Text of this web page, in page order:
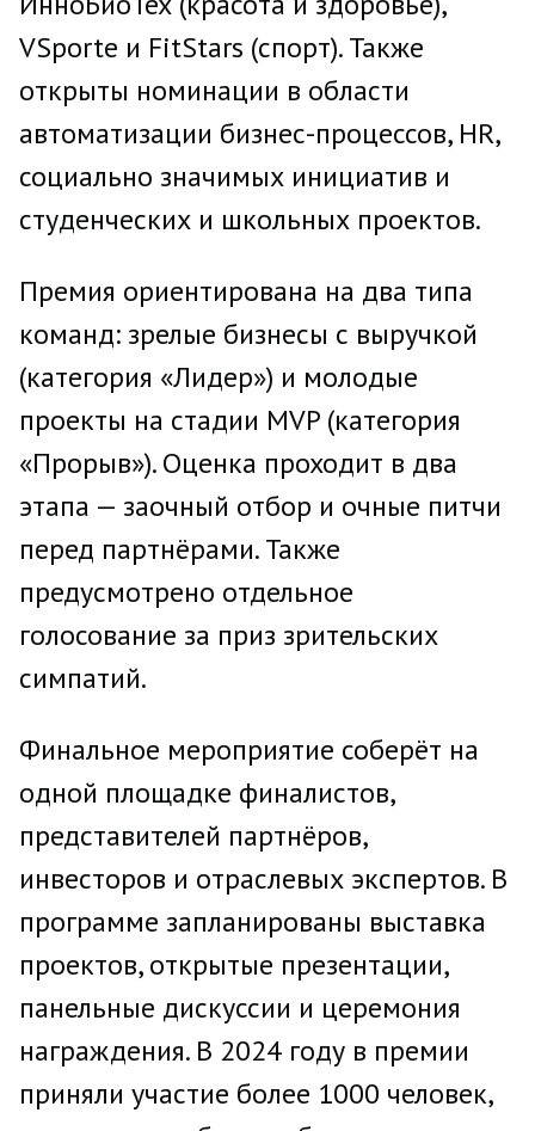
VSporte и FitStars (спорт). Также
открыты номинации в области
автоматизации бизнес-процессов, HR,
социально значимых инициатив и
студенческих и школьных проектов.
Премия ориентирована на два типа
команд: зрелые бизнесы с выручкой
(категория «Лидер») и молодые
проекты на стадии MVP (категория
«Прорыв»). Оценка проходит в два
этапа — заочный отбор и очные питчи
перед партнёрами. Также
предусмотрено отдельное
голосование за приз зрительских
симпатий.
Финальное мероприятие соберёт на
одной площадке финалистов,
представителей партнёров,
инвесторов и отраслевых экспертов. В
программе запланированы выставка
проектов, открытые презентации,
панельные дискуссии и церемония
награждения. В 2024 году в премии
приняли участие более 1000 человек,